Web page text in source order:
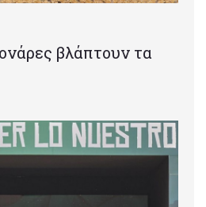
βλάπτουν τα